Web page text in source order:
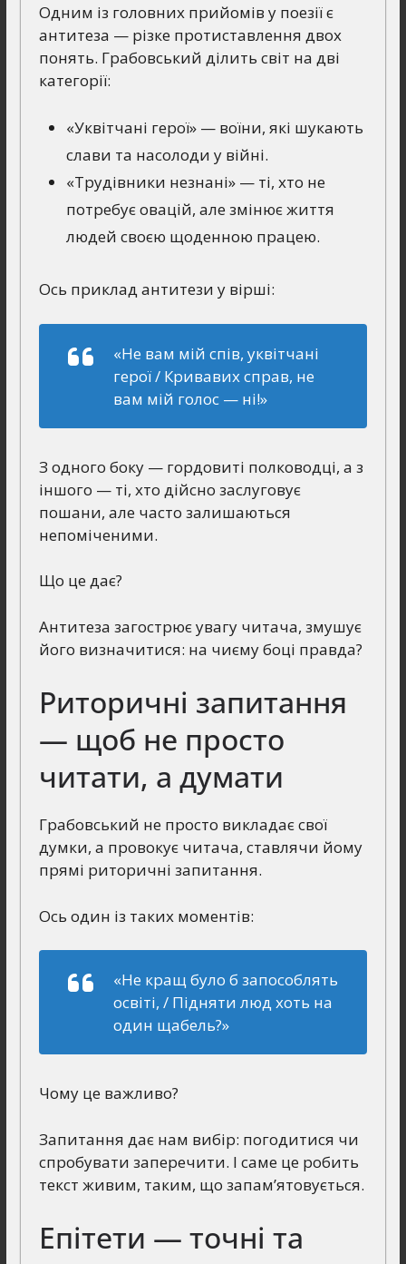
Одним із головних прийомів у поезії є
антитеза — різке протиставлення двох
понять. Грабовський ділить світ на дві
категорії:
«Уквітчані герої» — воїни, які шукають
слави та насолоди у війні.
«Трудівники незнані» — ті, хто не
потребує овацій, але змінює життя
людей своєю щоденною працею.
Ось приклад антитези у вірші:
«Не вам мій спів, уквітчані
герої / Кривавих справ, не
вам мій голос — ні!»
З одного боку — гордовиті полководці, а з
іншого — ті, хто дійсно заслуговує
пошани, але часто залишаються
непоміченими.
Що це дає?
Антитеза загострює увагу читача, змушує
його визначитися: на чиєму боці правда?
Риторичні запитання
— щоб не просто
читати, а думати
Грабовський не просто викладає свої
думки, а провокує читача, ставлячи йому
прямі риторичні запитання.
Ось один із таких моментів:
«Не кращ було б запособлять
освіті, / Підняти люд хоть на
один щабель?»
Чому це важливо?
Запитання дає нам вибір: погодитися чи
спробувати заперечити. І саме це робить
текст живим, таким, що запам’ятовується.
Епітети — точні та